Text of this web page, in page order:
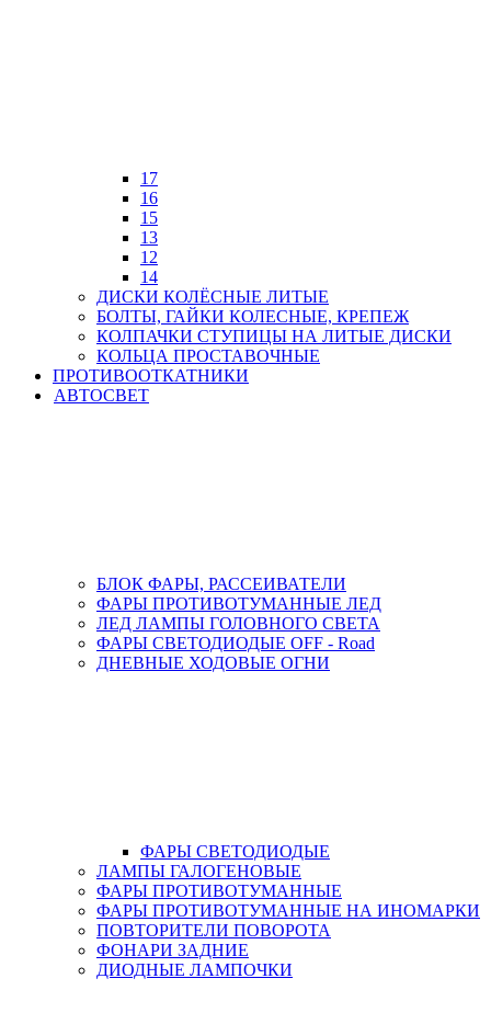
17
16
15
13
12
14
ДИСКИ КОЛЁСНЫЕ ЛИТЫЕ
БОЛТЫ, ГАЙКИ КОЛЕСНЫЕ, КРЕПЕЖ
КОЛПАЧКИ СТУПИЦЫ НА ЛИТЫЕ ДИСКИ
КОЛЬЦА ПРОСТАВОЧНЫЕ
ПРОТИВООТКАТНИКИ
АВТОСВЕТ
БЛОК ФАРЫ, РАССЕИВАТЕЛИ
ФАРЫ ПРОТИВОТУМАННЫЕ ЛЕД
ЛЕД ЛАМПЫ ГОЛОВНОГО СВЕТА
ФАРЫ СВЕТОДИОДЫЕ OFF - Road
ДНЕВНЫЕ ХОДОВЫЕ ОГНИ
ФАРЫ СВЕТОДИОДЫЕ
ЛАМПЫ ГАЛОГЕНОВЫЕ
ФАРЫ ПРОТИВОТУМАННЫЕ
ФАРЫ ПРОТИВОТУМАННЫЕ НА ИНОМАРКИ
ПОВТОРИТЕЛИ ПОВОРОТА
ФОНАРИ ЗАДНИЕ
ДИОДНЫЕ ЛАМПОЧКИ